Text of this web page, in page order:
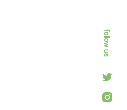
follow us